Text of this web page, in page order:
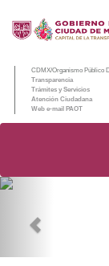
CDMX/Organismo Público
Transparencia
Trámites y Servicios
Atención Ciudadana
Web e-mail PAOT